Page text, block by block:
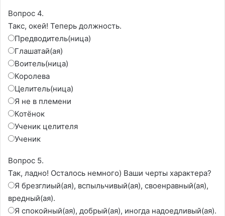
Вопрос 4.
Такс, окей! Теперь должность.
Предводитель(ница)
Глашатай(ая)
Воитель(ница)
Королева
Целитель(ница)
Я не в племени
Котёнок
Ученик целителя
Ученик
Вопрос 5.
Так, ладно! Осталось немного) Ваши черты характера?
Я брезглиый(ая), вспыльчивый(ая), своенравный(ая),
вредный(ая).
Я спокойный(ая), добрый(ая), иногда надоедливый(ая).